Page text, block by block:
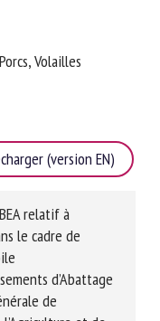
Volailles
relatif à
le cadre de
cadre de la